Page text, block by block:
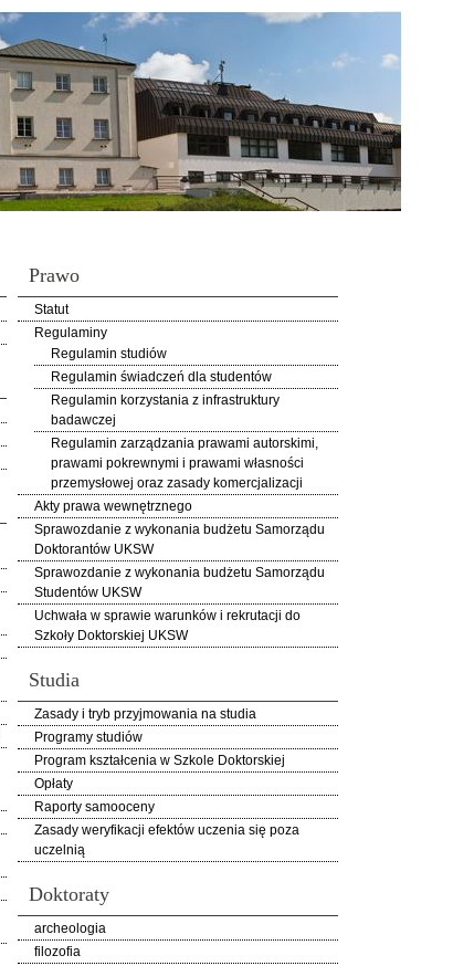
Prawo
Statut
Regulaminy
Regulamin studiów
Regulamin świadczeń dla studentów
Regulamin korzystania z infrastruktury
badawczej
Regulamin zarządzania prawami autorskimi,
prawami pokrewnymi i prawami własności
przemysłowej oraz zasady komercjalizacji
Akty prawa wewnętrznego
Sprawozdanie z wykonania budżetu Samorządu
Doktorantów UKSW
Sprawozdanie z wykonania budżetu Samorządu
Studentów UKSW
Uchwała w sprawie warunków i rekrutacji do
Szkoły Doktorskiej UKSW
Studia
Zasady i tryb przyjmowania na studia
Programy studiów
Program kształcenia w Szkole Doktorskiej
Opłaty
Raporty samooceny
Zasady weryfikacji efektów uczenia się poza
uczelnią
Doktoraty
archeologia
filozofia